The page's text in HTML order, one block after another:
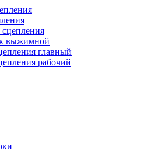
выжимной
главный
рабочий